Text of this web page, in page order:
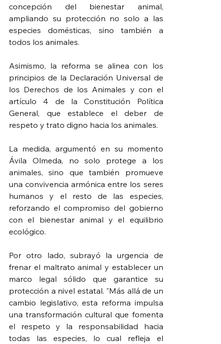
concepción del bienestar animal,
ampliando su protección no solo a las
especies domésticas, sino también a
todos los animales.
Asimismo, la reforma se alinea con los
principios de la Declaración Universal de
los Derechos de los Animales y con el
artículo 4 de la Constitución Política
General, que establece el deber de
respeto y trato digno hacia los animales.
La medida, argumentó en su momento
Ávila Olmeda, no solo protege a los
animales, sino que también promueve
una convivencia armónica entre los seres
humanos y el resto de las especies,
reforzando el compromiso del gobierno
con el bienestar animal y el equilibrio
ecológico.
Por otro lado, subrayó la urgencia de
frenar el maltrato animal y establecer un
marco legal sólido que garantice su
protección a nivel estatal. "Más allá de un
cambio legislativo, esta reforma impulsa
una transformación cultural que fomenta
el respeto y la responsabilidad hacia
todas las especies, lo cual refleja el